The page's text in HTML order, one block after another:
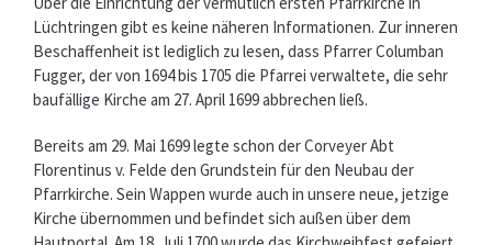
Lüchtringen gibt es keine näheren Informationen. Zur inneren
Beschaffenheit ist lediglich zu lesen, dass Pfarrer Columban
Fugger, der von 1694 bis 1705 die Pfarrei verwaltete, die sehr
baufällige Kirche am 27. April 1699 abbrechen ließ.
Bereits am 29. Mai 1699 legte schon der Corveyer Abt
Florentinus v. Felde den Grundstein für den Neubau der
Pfarrkirche. Sein Wappen wurde auch in unsere neue, jetzige
Kirche übernommen und befindet sich außen über dem